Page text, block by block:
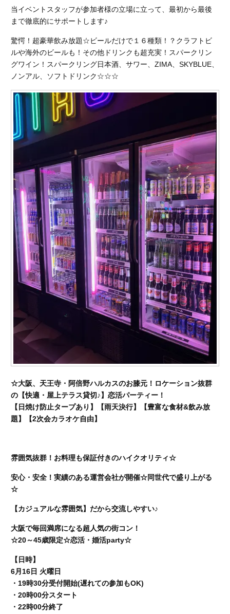
当イベントスタッフが参加者様の立場に立って、最初から最後
まで徹底的にサポートします♪
驚愕！超豪華飲み放題☆ビールだけで１６種類！？クラフトビ
ルや海外のビールも！その他ドリンクも超充実！スパークリン
グワイン！スパークリング日本酒、サワー、ZIMA、SKYBLUE、
ノンアル、ソフトドリンク☆☆☆
☆大阪、天王寺・阿倍野ハルカスのお膝元！ロケーション抜群
の【快適・屋上テラス貸切♪】恋活パーティー！
【日焼け防止タープあり】【雨天決行】【豊富な食材&飲み放
題】【2次会カラオケ自由】
雰囲気抜群！お料理も保証付きのハイクオリティ☆
安心・安全！実績のある運営会社が開催☆同世代で盛り上がる
☆
【カジュアルな雰囲気】だから交流しやすい♪
大阪で毎回満席になる超人気の街コン！
☆20～45歳限定☆恋活・婚活party☆
【日時】
6月16日 火曜日
・19時30分受付開始(遅れての参加もOK)
・20時00分スタート
・22時00分終了